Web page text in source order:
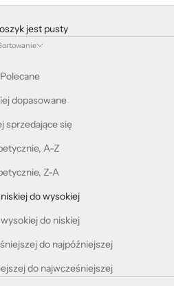
jest pusty
Polecane
dopasowane
sprzedające się
A-Z
Z-A
do wysokiej
do niskiej
do najpóźniejszej
do najwcześniejszej